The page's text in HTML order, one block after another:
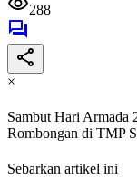
288
×
Sambut Hari Armada
Rombongan di TMP
Sebarkan artikel ini